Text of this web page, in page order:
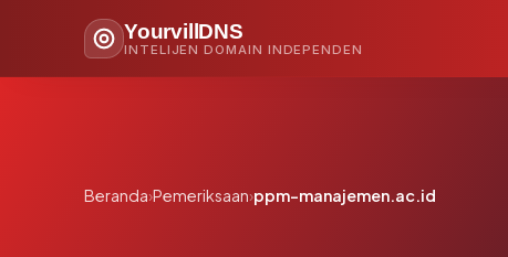
YourvillDNS
INTELIJEN DOMAIN INDEPENDEN
Beranda›Pemeriksaan›ppm-manajemen.ac.id